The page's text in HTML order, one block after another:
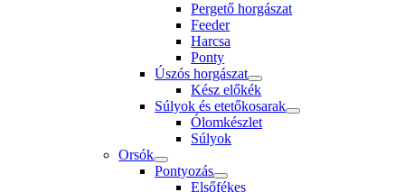
Pergető horgászat
Feeder
Harcsa
Ponty
Úszós horgászat
Kész előkék
Súlyok és etetőkosarak
Ólomkészlet
Súlyok
Orsók
Pontyozás
Elsőfékes